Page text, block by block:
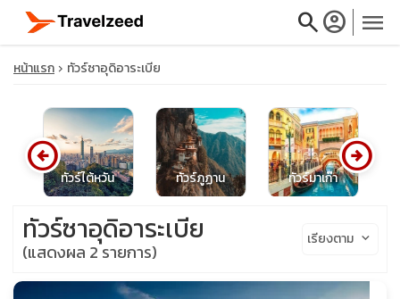
searchaccount_circle menu
close
travel_explore
calendar_month
หน้าแรก ทัวร์ซาอุดิอาระเบีย
ทัวร์ไต้หวัน ทัวร์ภูฏาน ทัวร์มาเก๊า
arrow_circle_left arrow_circle_right
ทัวร์ซาอุดิอาระเบีย
(แสดงผล 2 รายการ)
เรียงตาม keyboard_arrow_down